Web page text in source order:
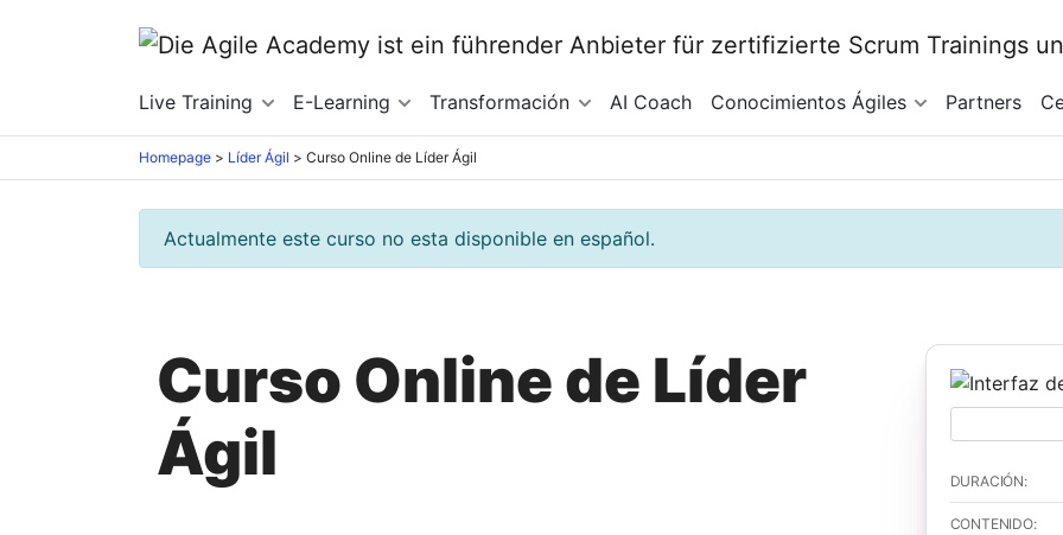
Live Training E-Learning Transformación AI Coach Conocimientos Ágiles Partners
Homepage > Líder Ágil > Curso Online de Líder Ágil
Actualmente este curso no esta disponible en español.
DURACIÓN:
CONTENIDO:
Curso Online de Líder
Ágil